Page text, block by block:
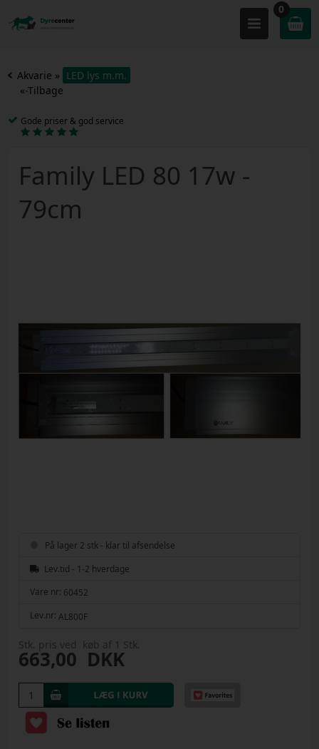
0
Akvarie » LED lys m.m.
«-Tilbage
Gode priser & god service
Family LED 80 17w -
79cm
På lager 2 stk - klar til afsendelse
Lev.tid - 1-2 hverdage
Vare nr: 60452
Lev.nr: AL800F
Stk. pris ved køb af 1 Stk.
663,00 DKK